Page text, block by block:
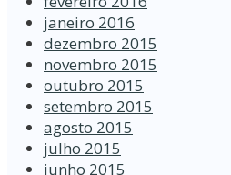
janeiro 2016
dezembro 2015
novembro 2015
outubro 2015
setembro 2015
agosto 2015
julho 2015
junho 2015